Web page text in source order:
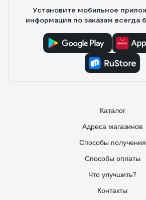
Установите мобильное
информация по заказам всегда
Каталог
Адреса магазинов
Способы получения
Способы оплаты
Что улучшить?
Контакты